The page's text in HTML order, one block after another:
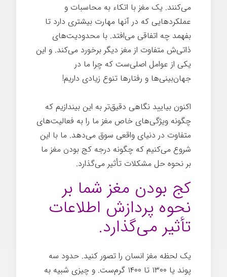
می‌کنند. یک مغز با اتکاء به محاسبات و
عملکردهایی که در آنها مهارت بیشتری دارد تا
بفهمد چه اتفاقی می‌افتد. با محدودیت‌های
ذاتی‌ش متفاوت از مغز دیگر برخورد می‌کند. و این
یکی از عوامل اصلی‌ست که چرا ما در
جهان‌بینی‌ها و رفتارها تنوع زیادی داریم!
اکنون بیایید نگاهی دقیق‌تر به این بیندازیم که
چگونه ویژگی‌های خاص مغز ما را به فعالیت‌های
متفاوت در دنیای واقعی سوق می‌دهد. ما با این
شروع می‌کنیم که چگونه درجه کج بودن مغز ما
بر نحوه حل مشکلات تأثیر می‌گذارد.
کج بودن مغز شما بر
نحوه پردازش اطلاعات
تأثیر می‌گذارد.
یک لحظه مغز انسان را تصور کنید. حدود سه
پوند یا ۱۳۰۰ تا ۱۴۰۰ گرم‌ست. و چیزی شبیه به